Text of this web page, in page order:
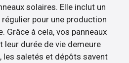
solaires. Elle inclut un
pour une production
Grâce à cela, vos panneaux
leur durée de vie demeure
les saletés et dépôts savent